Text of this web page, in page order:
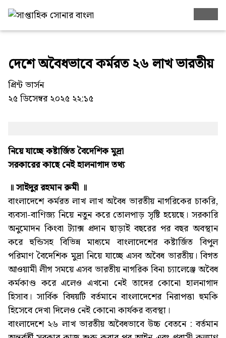
দেশে অবৈধভাবে কর্মরত ২৬ লাখ ভারতীয়
প্রিন্ট ভার্সন
২৫ ডিসেম্বর ২০২৫ ২২:১৫
নিয়ে যাচ্ছে কষ্টার্জিত বৈদেশিক মুদ্রা
সরকারের কাছে নেই হালনাগাদ তথ্য
॥ সাইদুর রহমান রুমী ॥
বাংলাদেশে কর্মরত লাখ লাখ অবৈধ ভারতীয় নাগরিকের চাকরি,
ব্যবসা-বাণিজ্য নিয়ে নতুন করে তোলপাড় সৃষ্টি হয়েছে। সরকারি
অনুমোদন কিংবা ট্যাক্স প্রদান ছাড়াই বছরের পর বছর অবস্থান
করে হুন্ডিসহ বিভিন্ন মাধ্যমে বাংলাদেশের কষ্টার্জিত বিপুল
পরিমাণ বৈদেশিক মুদ্রা নিয়ে যাচ্ছে এসব অবৈধ ভারতীয়। বিগত
আওয়ামী লীগ সময়ে এসব ভারতীয় নাগরিক বিনা চ্যালেঞ্জে অবৈধ
কর্মকাণ্ড করে এলেও এখনো নেই তাদের কোনো হালনাগাদ
হিসাব। সার্বিক বিষয়টি বর্তমানে বাংলাদেশের নিরাপত্তা হুমকি
হিসেবে দেখা দিলেও নেই কোনো কার্যকর ব্যবস্থা।
বাংলাদেশে ২৬ লাখ ভারতীয় অবৈধভাবে উচ্চ বেতনে : বর্তমান